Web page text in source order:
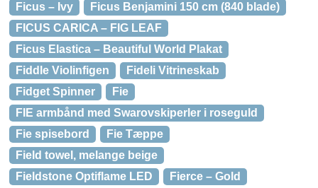
Ficus – Ivy
Ficus Benjamini 150 cm (840 blade)
FICUS CARICA – FIG LEAF
Ficus Elastica – Beautiful World Plakat
Fiddle Violinfigen
Fideli Vitrineskab
Fidget Spinner
Fie
FIE armbånd med Swarovskiperler i roseguld
Fie spisebord
Fie Tæppe
Field towel, melange beige
Fieldstone Optiflame LED
Fierce – Gold